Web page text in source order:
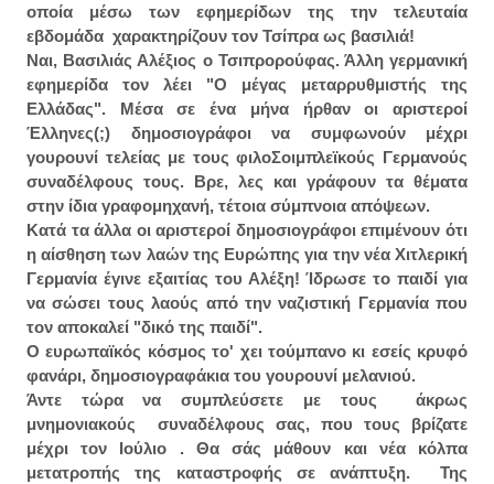
οποία μέσω των εφημερίδων της την τελευταία
εβδομάδα χαρακτηρίζουν τον Τσίπρα ως βασιλιά!
Ναι, Βασιλιάς Αλέξιος ο Τσιπρορούφας. Άλλη γερμανική
εφημερίδα τον λέει "Ο μέγας μεταρρυθμιστής της
Ελλάδας". Μέσα σε ένα μήνα ήρθαν οι αριστεροί
Έλληνες(;) δημοσιογράφοι να συμφωνούν μέχρι
γουρουνί τελείας με τους φιλοΣοιμπλεϊκούς Γερμανούς
συναδέλφους τους. Βρε, λες και γράφουν τα θέματα
στην ίδια γραφομηχανή, τέτοια σύμπνοια απόψεων.
Κατά τα άλλα οι αριστεροί δημοσιογράφοι επιμένουν ότι
η αίσθηση των λαών της Ευρώπης για την νέα Χιτλερική
Γερμανία έγινε εξαιτίας του Αλέξη! Ίδρωσε το παιδί για
να σώσει τους λαούς από την ναζιστική Γερμανία που
τον αποκαλεί "δικό της παιδί".
Ο ευρωπαϊκός κόσμος το' χει τούμπανο κι εσείς κρυφό
φανάρι, δημοσιογραφάκια του γουρουνί μελανιού.
Άντε τώρα να συμπλεύσετε με τους άκρως
μνημονιακούς συναδέλφους σας, που τους βρίζατε
μέχρι τον Ιούλιο . Θα σάς μάθουν και νέα κόλπα
μετατροπής της καταστροφής σε ανάπτυξη. Της